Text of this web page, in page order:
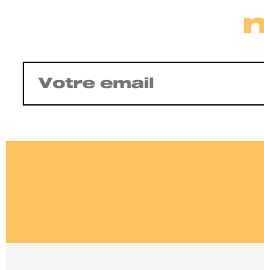
mail
(Nécessaire)